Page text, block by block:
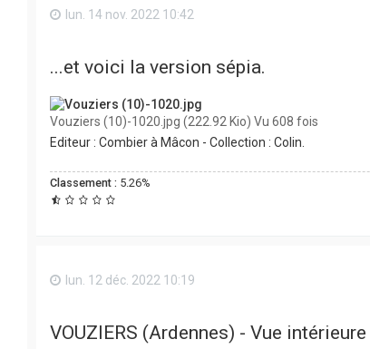
lun. 14 nov. 2022 10:42
...et voici la version sépia.
Vouziers (10)-1020.jpg (222.92 Kio) Vu 608 fois
Editeur : Combier à Mâcon - Collection : Colin.
Classement : 5.26%
lun. 12 déc. 2022 10:19
VOUZIERS (Ardennes) - Vue